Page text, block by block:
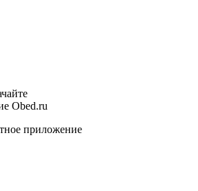
Obed.ru
приложение